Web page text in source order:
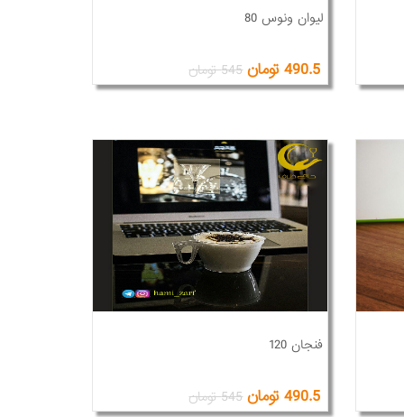
لیوان ونوس 80
490.5 تومان 545 تومان
فنجان 120
490.5 تومان 545 تومان